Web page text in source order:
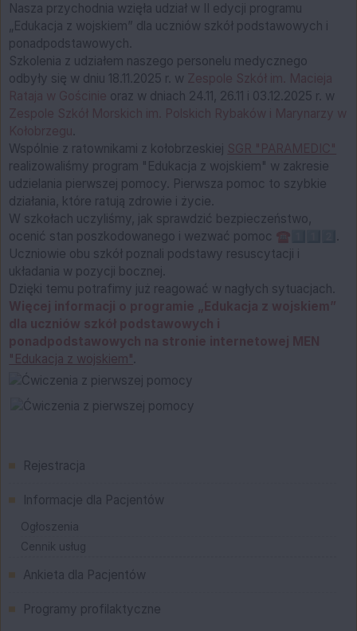
Nasza przychodnia wzięła udział w II edycji programu
„Edukacja z wojskiem” dla uczniów szkół podstawowych i
ponadpodstawowych.
Szkolenia z udziałem naszego personelu medycznego
odbyły się w dniu 18.11.2025 r. w
oraz w dniach 24.11, 26.11 i 03.12.2025 r. w
Wspólnie z ratownikami z kołobrzeskiej
realizowaliśmy program "Edukacja z wojskiem" w zakresie
udzielania pierwszej pomocy. Pierwsza pomoc to szybkie
działania, które ratują zdrowie i życie.
W szkołach uczyliśmy, jak sprawdzić bezpieczeństwo,
ocenić stan poszkodowanego i wezwać pomoc ☎️1️⃣1️⃣2️⃣.
Uczniowie obu szkół poznali podstawy resuscytacji i
układania w pozycji bocznej.
Dzięki temu potrafimy już reagować w nagłych sytuacjach.
"Edukacja z wojskiem"
Menu główne
Rejestracja
Informacje dla Pacjentów
Ogłoszenia
Cennik usług
Ankieta dla Pacjentów
Programy profilaktyczne